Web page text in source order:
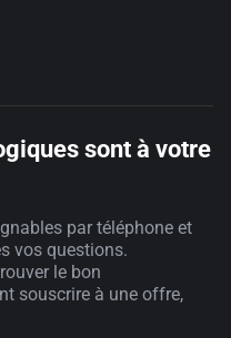
sont à votre
par téléphone et
vos questions.
le bon
souscrire à une offre,